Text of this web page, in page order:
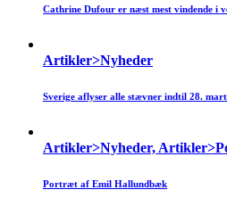
Cathrine Dufour er næst mest vindende i
Artikler>Nyheder
Sverige aflyser alle stævner indtil 28.
Artikler>Nyheder,
Portræt af Emil Hallundbæk